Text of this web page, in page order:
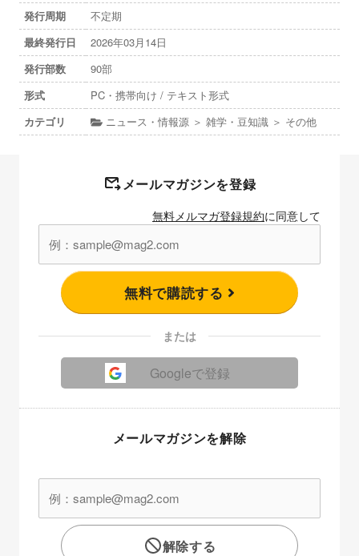
発行周期
不定期
最終発行日
2026年03月14日
発行部数
90部
形式
PC・携帯向け / テキスト形式
カテゴリ
ニュース・情報源 ＞ 雑学・豆知識 ＞ その他
メールマガジンを登録
無料メルマガ登録規約に同意して
無料で購読する
または
Googleで登録
メールマガジンを解除
解除する